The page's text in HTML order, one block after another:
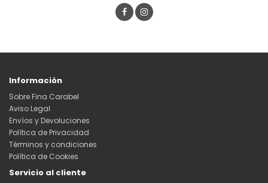
Información
Sobre Fina Carabel
Aviso Legal
Envíos y Devoluciones
Política de Privacidad
Términos y condiciones
Política de Cookies
Servicio al cliente